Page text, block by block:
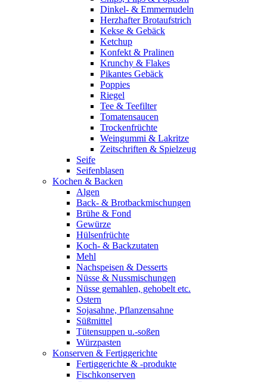
Dinkel- & Emmernudeln
Herzhafter Brotaufstrich
Kekse & Gebäck
Ketchup
Konfekt & Pralinen
Krunchy & Flakes
Pikantes Gebäck
Poppies
Riegel
Tee & Teefilter
Tomatensaucen
Trockenfrüchte
Weingummi & Lakritze
Zeitschriften & Spielzeug
Seife
Seifenblasen
Kochen & Backen
Algen
Back- & Brotbackmischungen
Brühe & Fond
Gewürze
Hülsenfrüchte
Koch- & Backzutaten
Mehl
Nachspeisen & Desserts
Nüsse & Nussmischungen
Nüsse gemahlen, gehobelt etc.
Ostern
Sojasahne, Pflanzensahne
Süßmittel
Tütensuppen u.-soßen
Würzpasten
Konserven & Fertiggerichte
Fertiggerichte & -produkte
Fischkonserven